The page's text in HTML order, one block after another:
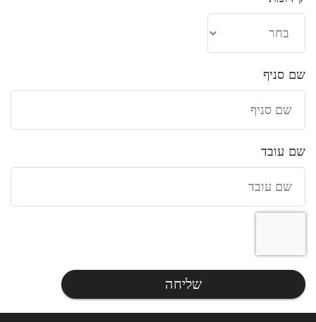
שם סניף
שם עובד
שליחה